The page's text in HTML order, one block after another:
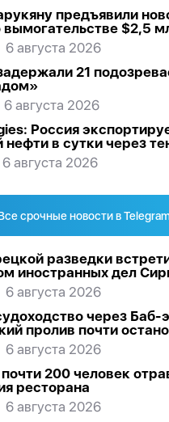
предъявили
вымогательстве $2,5
6 августа 2026
21
6 августа 2026
Россия
нефти в сутки через
6 августа 2026
срочные новости в
разведки
иностранных дел
6 августа 2026
через Баб-
пролив почти
6 августа 2026
200 человек
ресторана
6 августа 2026